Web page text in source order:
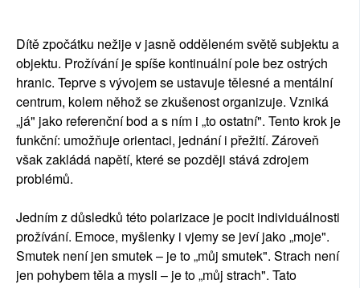
Dítě zpočátku nežije v jasně odděleném světě subjektu a
objektu. Prožívání je spíše kontinuální pole bez ostrých
hranic. Teprve s vývojem se ustavuje tělesné a mentální
centrum, kolem něhož se zkušenost organizuje. Vzniká
„já" jako referenční bod a s ním i „to ostatní". Tento krok je
funkční: umožňuje orientaci, jednání i přežití. Zároveň
však zakládá napětí, které se později stává zdrojem
problémů.
Jedním z důsledků této polarizace je pocit individuálnosti
prožívání. Emoce, myšlenky i vjemy se jeví jako „moje".
Smutek není jen smutek – je to „můj smutek". Strach není
jen pohybem těla a mysli – je to „můj strach". Tato